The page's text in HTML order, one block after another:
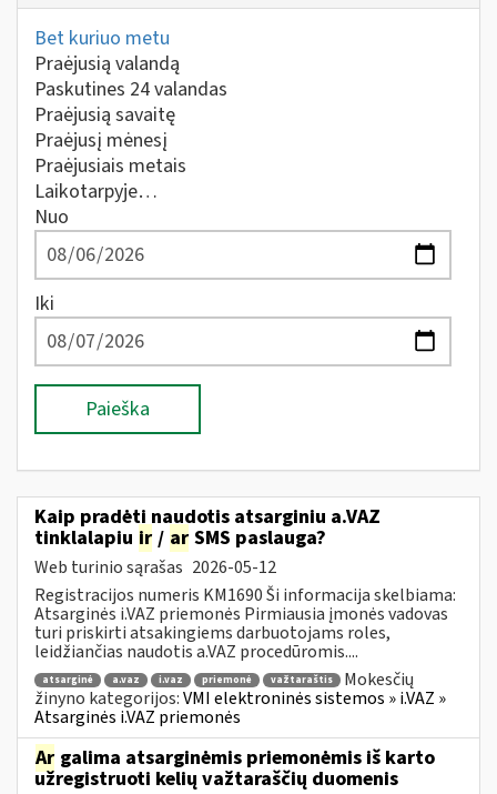
Bet kuriuo metu
Praėjusią valandą
Paskutines 24 valandas
Praėjusią savaitę
Praėjusį mėnesį
Praėjusiais metais
Laikotarpyje…
Nuo
Iki
Paieška
Kaip pradėti naudotis atsarginiu a.VAZ
tinklalapiu ir / ar SMS paslauga?
Web turinio sąrašas 2026-05-12
Registracijos numeris KM1690 Ši informacija skelbiama:
Atsarginės i.VAZ priemonės Pirmiausia įmonės vadovas
turi priskirti atsakingiems darbuotojams roles,
leidžiančias naudotis a.VAZ procedūromis....
atsarginė a.vaz i.vaz priemonė važtaraštis
Mokesčių
žinyno kategorijos:VMI elektroninės sistemos » i.VAZ »
Atsarginės i.VAZ priemonės
Ar galima atsarginėmis priemonėmis iš karto
užregistruoti kelių važtaraščių duomenis